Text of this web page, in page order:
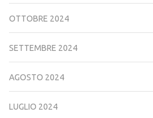
OTTOBRE 2024
SETTEMBRE 2024
AGOSTO 2024
LUGLIO 2024